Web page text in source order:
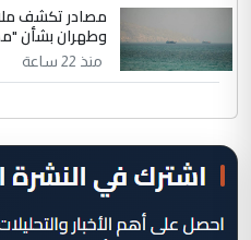
مصادر تكشف
وطهران بشأن
منذ 22 ساعة